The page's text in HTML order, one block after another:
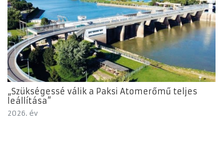
„Szükségessé válik a Paksi Atomerőmű teljes
leállítása”
2026. év